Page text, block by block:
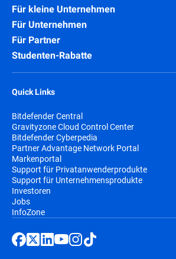
Für kleine Unternehmen
Für Unternehmen
Für Partner
Studenten-Rabatte
Quick Links
Bitdefender Central
Gravityzone Cloud Control Center
Bitdefender Cyberpedia
Partner Advantage Network Portal
Markenportal
Support für Privatanwenderprodukte
Support für Unternehmensprodukte
Investoren
Jobs
InfoZone